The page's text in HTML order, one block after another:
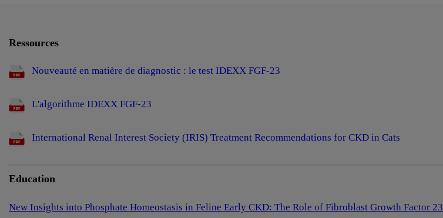
Ressources
Nouveauté en matière de diagnostic : le test IDEXX FGF-23
L'algorithme IDEXX FGF-23
International Renal Interest Society (IRIS) Treatment Recommendations for CKD in Cats
Education
New Insights into Phosphate Homeostasis in Feline Early CKD: The Role of Fibroblast Growth Factor 23